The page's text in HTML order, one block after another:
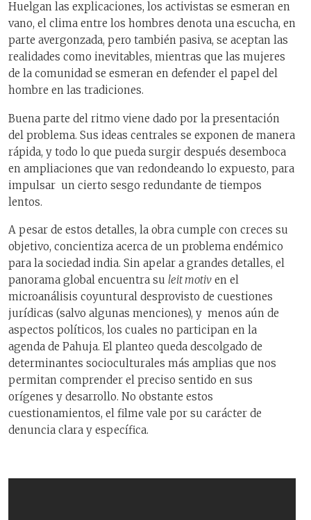
Huelgan las explicaciones, los activistas se esmeran en
vano, el clima entre los hombres denota una escucha, en
parte avergonzada, pero también pasiva, se aceptan las
realidades como inevitables, mientras que las mujeres
de la comunidad se esmeran en defender el papel del
hombre en las tradiciones.
Buena parte del ritmo viene dado por la presentación
del problema. Sus ideas centrales se exponen de manera
rápida, y todo lo que pueda surgir después desemboca
en ampliaciones que van redondeando lo expuesto, para
impulsar un cierto sesgo redundante de tiempos
lentos.
A pesar de estos detalles, la obra cumple con creces su
objetivo, concientiza acerca de un problema endémico
para la sociedad india. Sin apelar a grandes detalles, el
panorama global encuentra su leit motiv en el
microanálisis coyuntural desprovisto de cuestiones
jurídicas (salvo algunas menciones), y menos aún de
aspectos políticos, los cuales no participan en la
agenda de Pahuja. El planteo queda descolgado de
determinantes socioculturales más amplias que nos
permitan comprender el preciso sentido en sus
orígenes y desarrollo. No obstante estos
cuestionamientos, el filme vale por su carácter de
denuncia clara y específica.